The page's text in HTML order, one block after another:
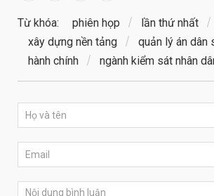
Từ khóa: phiên họp lần thứ nhất
xây dựng nền tảng
quản lý án dân
hành chính
ngành kiểm sát nhân